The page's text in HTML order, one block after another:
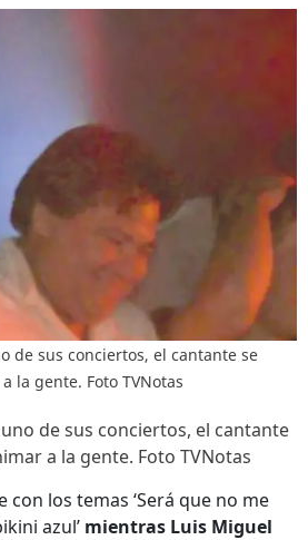
de sus conciertos, el cantante se
la gente. Foto TVNotas
de sus conciertos, el cantante
a la gente. Foto TVNotas
con los temas ‘Será que no me
azul’ mientras Luis Miguel